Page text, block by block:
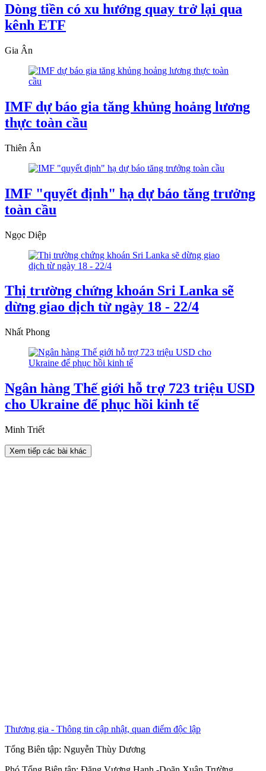
Dòng tiền có xu hướng quay trở lại qua
kênh ETF
Gia Ân
IMF dự báo gia tăng khủng hoảng lương
thực toàn cầu
Thiên Ân
IMF "quyết định" hạ dự báo tăng trưởng
toàn cầu
Ngọc Diệp
Thị trường chứng khoán Sri Lanka sẽ
dừng giao dịch từ ngày 18 - 22/4
Nhất Phong
Ngân hàng Thế giới hỗ trợ 723 triệu USD
cho Ukraine để phục hồi kinh tế
Minh Triết
Xem tiếp các bài khác
Thương gia - Thông tin cập nhật, quan điểm độc lập
Tổng Biên tập: Nguyễn Thùy Dương